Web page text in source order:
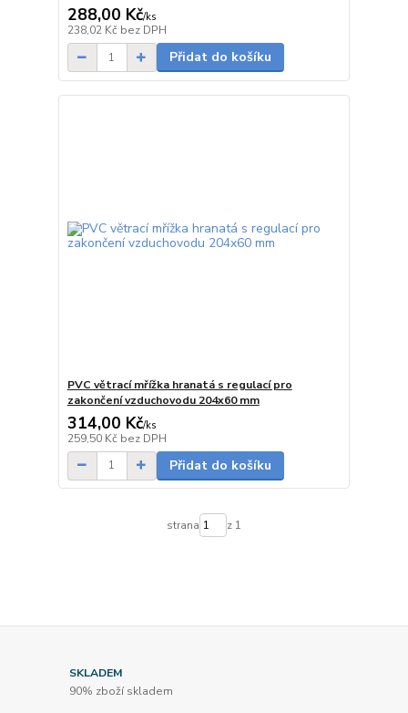
288,00 Kč/ks
238,02 Kč bez DPH
Přidat do košíku
PVC větrací mřížka hranatá s regulací pro
zakončení vzduchovodu 204x60 mm
314,00 Kč/ks
259,50 Kč bez DPH
Přidat do košíku
strana z 1
SKLADEM
90% zboží skladem